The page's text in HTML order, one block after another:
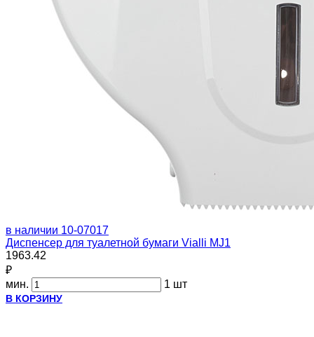
в наличии 10-07017
Диспенсер для туалетной бумаги Vialli MJ1
1963.42
₽
мин.
1 шт
В КОРЗИНУ